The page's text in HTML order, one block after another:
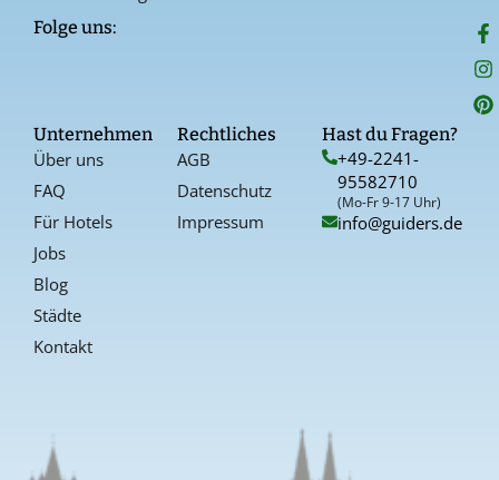
Folge uns: F
a
c
e
b
I
n
s
t
a
P
i
n
t
e
Unternehmen
Über uns
FAQ
Für Hotels
Jobs
Blog
Städte
Kontakt
Rechtliches
AGB
Datenschutz
Impressum
Hast du Fragen?
+49-2241-
95582710
(Mo-Fr 9-17 Uhr)
info@guiders.de